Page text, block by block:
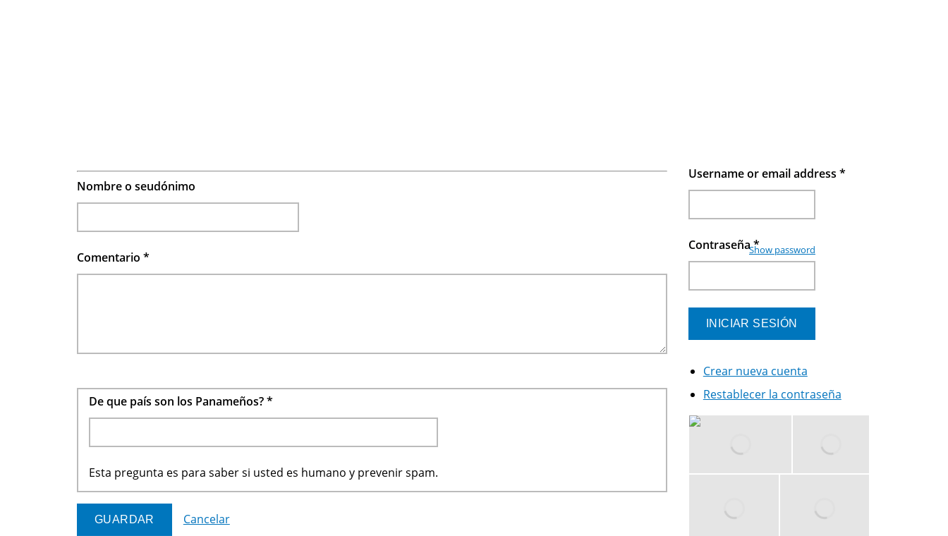
Nombre o seudónimo
Comentario *
De que país son los Panameños?*
Esta pregunta es para saber si usted es humano y prevenir spam.
Cancelar
Username or email address *
Contraseña*
Show password
Crear nueva cuenta
Restablecer la contraseña